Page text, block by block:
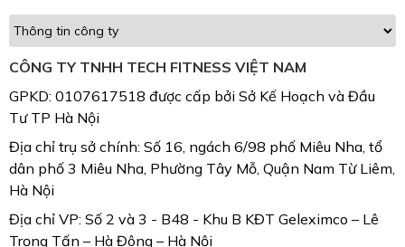
CÔNG TY TNHH TECH FITNESS VIỆT NAM
GPKD: 0107617518 được cấp bởi Sở Kế Hoạch và Đầu
Tư TP Hà Nội
Địa chỉ trụ sở chính: Số 16, ngách 6/98 phố Miêu Nha, tổ
dân phố 3 Miêu Nha, Phường Tây Mỗ, Quận Nam Từ Liêm,
Hà Nội
Địa chỉ VP: Số 2 và 3 - B48 - Khu B KĐT Geleximco – Lê
Trọng Tấn – Hà Đông – Hà Nội